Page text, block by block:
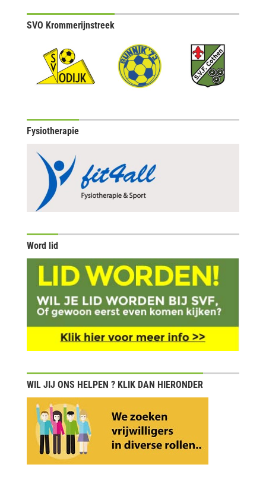
SVO Krommerijnstreek
Fysiotherapie
Word lid
WIL JIJ ONS HELPEN ? KLIK DAN HIERONDER